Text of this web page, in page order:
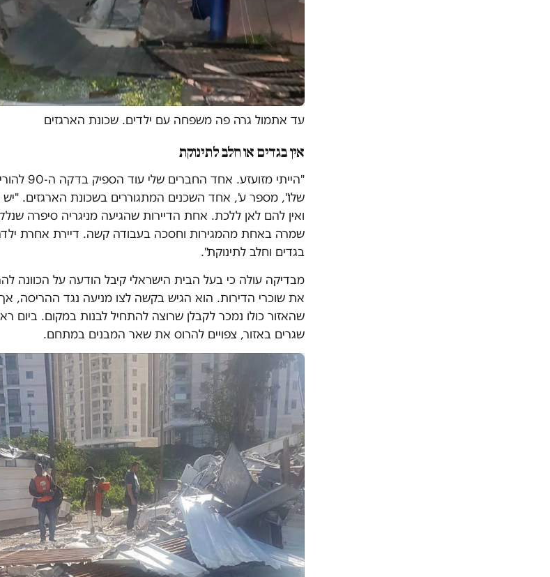
עד אתמול גרה פה משפחה עם ילדים. שכונת הארגזים
אין בגדים או חלב לתינוקת
"הייתי
שלו", מספר ע', אחד השכנים המתגוררים בשכונת הארגזים.
שמרה באחת מהמגירות וחסכה בעבודה קשה. דיירת אחרת ילדה
בגדים וחלב לתינוקת".
מבדיקה עולה כי בעל הבית הישראלי קיבל הודעה על הכוונה
את שוכרי הדירות. הוא הגיש בקשה לצו מניעה נגד ההריסה,
שהאזור כולו נמכר לקבלן שרוצה להתחיל לבנות במקום. ביום
שגרים באזור, צפויים להרוס את שאר המבנים במתחם.